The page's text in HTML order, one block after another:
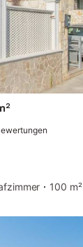
100 m²